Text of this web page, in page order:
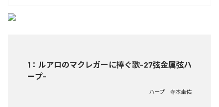
1 ： ルアロのマクレガーに捧ぐ歌-27弦金属弦ハ
ープ-
ハープ 寺本圭佑